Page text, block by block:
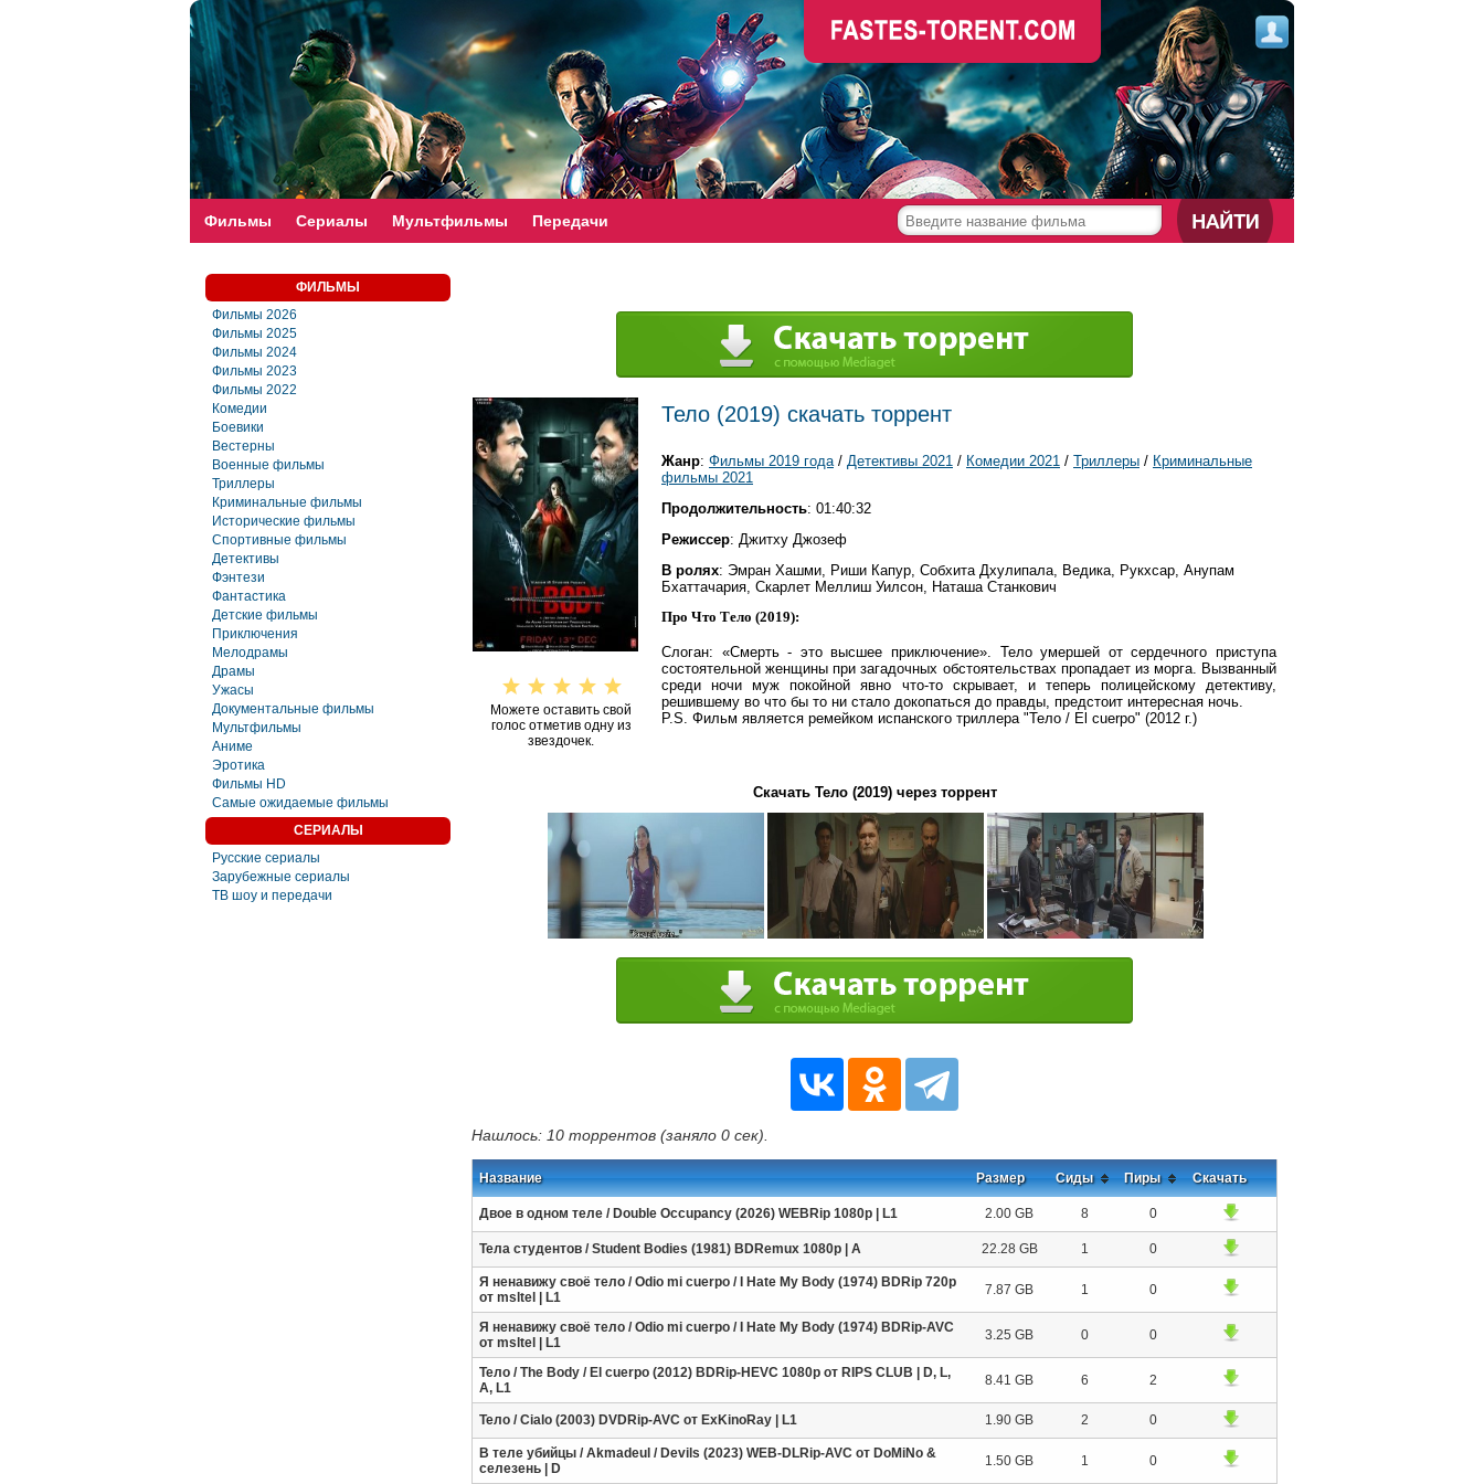
faste-torrent.com
Фильмы Сериалы Мультфильмы Передачи
ФИЛЬМЫ
Фильмы 2026
Фильмы 2025
Фильмы 2024
Фильмы 2023
Фильмы 2022
Комедии
Боевики
Вестерны
Военные фильмы
Триллеры
Криминальные фильмы
Исторические фильмы
Спортивные фильмы
Детективы
Фэнтези
Фaнтастика
Детские фильмы
Приключения
Мелодрамы
Драмы
Ужасы
Документальные фильмы
Мультфильмы
Аниме
Эротика
Фильмы HD
Самые ожидаемые фильмы
СЕРИАЛЫ
Русские сериалы
Зарубежные сериалы
ТВ шоу и передачи
Можете оставить свой
голос отметив одну из
звездочек.
Тело (2019) скачать торрент
Жанр: Фильмы 2019 года/ Детективы 2021 / Комедии 2021 / Триллеры / Криминальные
фильмы 2021
Продолжительность: 01:40:32
Режиссер: Джитху Джозеф
В ролях: Эмран Хашми, Риши Капур, Собхита Дхулипала, Ведика, Рукхсар, Анупам
Бхаттачария, Скарлет Меллиш Уилсон, Наташа Станкович
Про Что Тело (2019):
Слоган: «Смерть - это высшее приключение». Тело умершей от сердечного приступа
состоятельной женщины при загадочных обстоятельствах пропадает из морга. Вызванный
среди ночи муж покойной явно что-то скрывает, и теперь полицейскому детективу,
решившему во что бы то ни стало докопаться до правды, предстоит интересная ночь.
P.S. Фильм является ремейком испанского триллера "Тело / El cuerpo" (2012 г.)
Скачать Тело (2019) через торрент
Нашлось: 10 торрентов (заняло 0 сек).
Название Размер Сиды Пиры Скачать
Двое в одном теле / Double Occupancy (2026) WEBRip 1080p | L1 2.00 GB 8 0
Тела студентов / Student Bodies (1981) BDRemux 1080p | A 22.28 GB 1 0
Я ненавижу своё тело / Odio mi cuerpo / I Hate My Body (1974) BDRip 720p
от msltel | L1
7.87 GB 1 0
Я ненавижу своё тело / Odio mi cuerpo / I Hate My Body (1974) BDRip-AVC
от msltel | L1
3.25 GB 0 0
Тело / The Body / El cuerpo (2012) BDRip-HEVC 1080p от RIPS CLUB | D, L,
A, L1
8.41 GB 6 2
Тело / Cialo (2003) DVDRip-AVC от ExKinoRay | L1 1.90 GB 2 0
В теле убийцы / Akmadeul / Devils (2023) WEB-DLRip-AVC от DoMiNo &
селезень | D
1.50 GB 1 0